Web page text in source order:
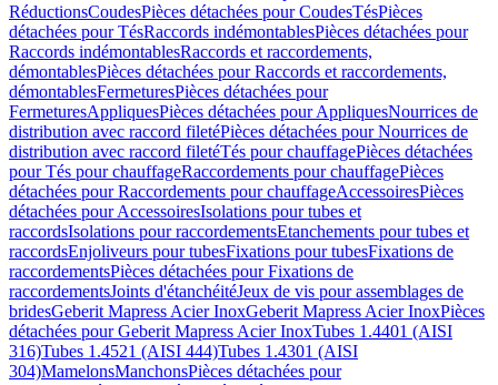
RéductionsCoudesPièces détachées pour CoudesTésPièces
détachées pour TésRaccords indémontablesPièces détachées pour
Raccords indémontablesRaccords et raccordements,
démontablesPièces détachées pour Raccords et raccordements,
démontablesFermeturesPièces détachées pour
FermeturesAppliquesPièces détachées pour AppliquesNourrices de
distribution avec raccord filetéPièces détachées pour Nourrices de
distribution avec raccord filetéTés pour chauffagePièces détachées
pour Tés pour chauffageRaccordements pour chauffagePièces
détachées pour Raccordements pour chauffageAccessoiresPièces
détachées pour AccessoiresIsolations pour tubes et
raccordsIsolations pour raccordementsEtanchements pour tubes et
raccordsEnjoliveurs pour tubesFixations pour tubesFixations de
raccordementsPièces détachées pour Fixations de
raccordementsJoints d'étanchéitéJeux de vis pour assemblages de
bridesGeberit Mapress Acier InoxGeberit Mapress Acier InoxPièces
détachées pour Geberit Mapress Acier InoxTubes 1.4401 (AISI
316)Tubes 1.4521 (AISI 444)Tubes 1.4301 (AISI
304)MamelonsManchonsPièces détachées pour